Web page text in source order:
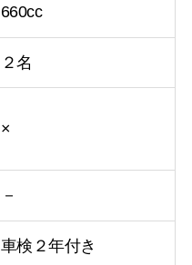
660cc
２名
×
－
車検２年付き